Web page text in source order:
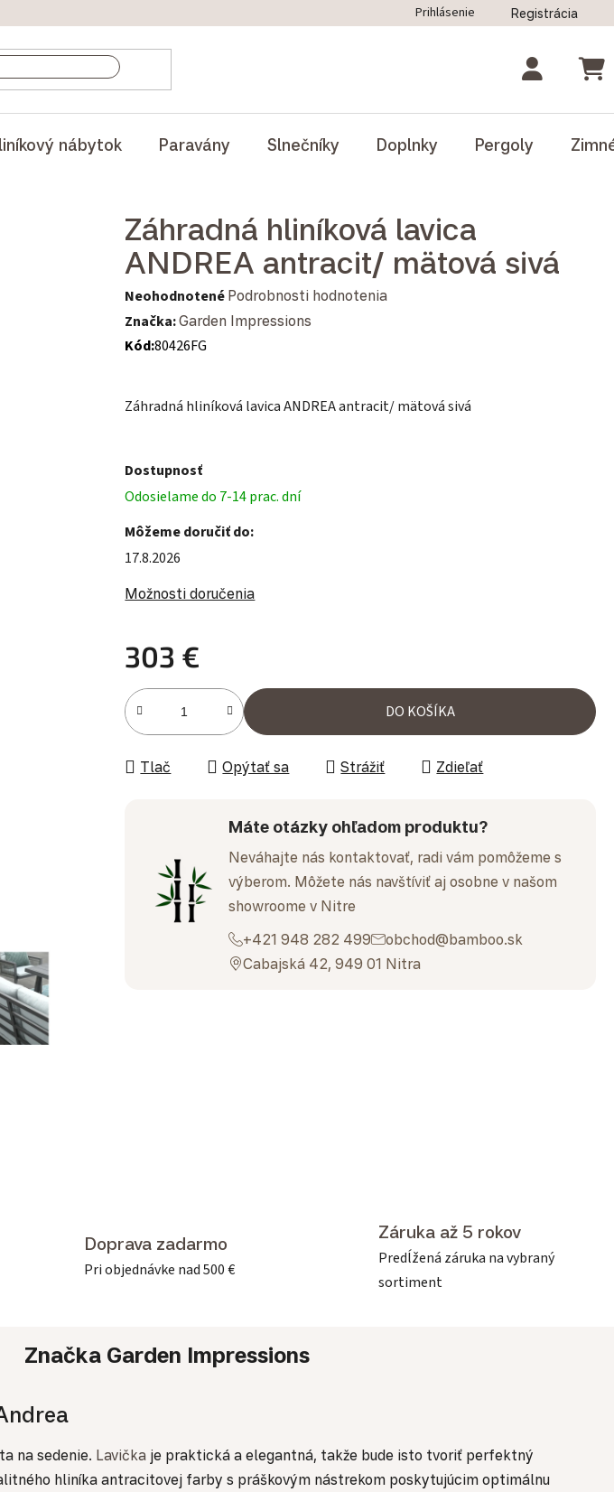
Odstúpenie od zmluvy
Prihlásenie Registrácia
nábytok Paravány Slnečníky Doplnky Pergoly
Záhradná hliníková lavica
ANDREA antracit/ mätová sivá
Priemerné hodnotenie produktu je 0,0 z 5 hviezdičiek.
Neohodnotené Podrobnosti hodnotenia
Značka:Garden Impressions
Kód:80426FG
Záhradná hliníková lavica ANDREA antracit/ mätová sivá
Dostupnosť
Odosielame do 7-14 prac. dní
Môžeme doručiť do:
17.8.2026
Možnosti doručenia
303 €
Jednotková cena:
DO KOŠÍKA
Tlač Opýtať sa Strážiť Zdieľať
Máte otázky ohľadom produktu?
Neváhajte nás kontaktovať, radi vám pomôžeme s
výberom. Môžete nás navštíviť aj osobne v našom
showroome v Nitre
+421 948 282 499
obchod@bamboo.sk
Cabajská 42, 949 01 Nitra
Doprava zadarmo
Pri objednávke nad 500 €
Záruka až 5 rokov
Predĺžená záruka na vybraný
sortiment
ZnačkaGarden Impressions
na sedenie. Lavička je praktická a elegantná, takže bude isto tvoriť perfektný
hliníka antracitovej farby s práškovým nástrekom poskytujúcim optimálnu